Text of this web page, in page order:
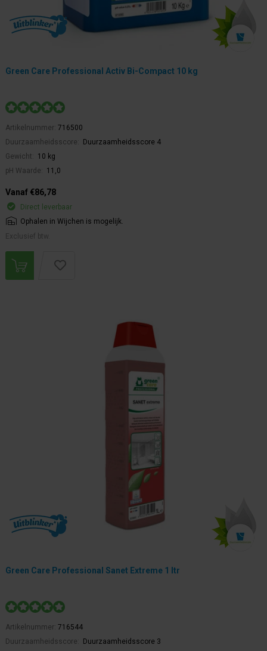
Green Care Professional Activ Bi-Compact 10 kg
Artikelnummer: 716500
Duurzaamheidsscore:
Duurzaamheidsscore 4
Gewicht:
10 kg
pH Waarde:
11,0
Vanaf €86,78
Direct leverbaar
Ophalen in Wijchen is mogelijk.
Exclusief btw.
Green Care Professional Sanet Extreme 1 ltr
Artikelnummer: 716544
Duurzaamheidsscore:
Duurzaamheidsscore 3